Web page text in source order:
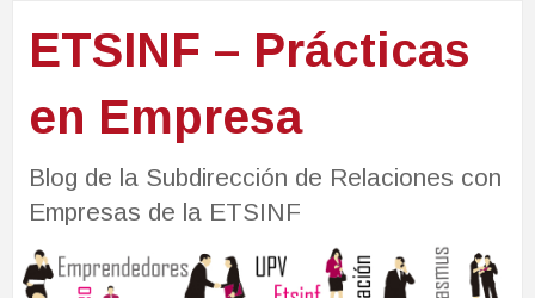
ETSINF – Prácticas
en Empresa
Blog de la Subdirección de Relaciones con
Empresas de la ETSINF